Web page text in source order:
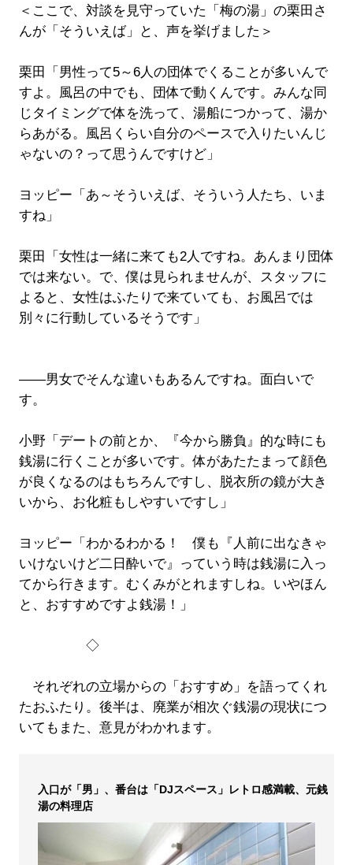
＜ここで、対談を見守っていた「梅の湯」の栗田さ
んが「そういえば」と、声を挙げました＞
栗田「男性って5～6人の団体でくることが多いんで
すよ。風呂の中でも、団体で動くんです。みんな同
じタイミングで体を洗って、湯船につかって、湯か
らあがる。風呂くらい自分のペースで入りたいんじ
ゃないの？って思うんですけど」
ヨッピー「あ～そういえば、そういう人たち、いま
すね」
栗田「女性は一緒に来ても2人ですね。あんまり団体
では来ない。で、僕は見られませんが、スタッフに
よると、女性はふたりで来ていても、お風呂では
別々に行動しているそうです」
――男女でそんな違いもあるんですね。面白いで
す。
小野「デートの前とか、『今から勝負』的な時にも
銭湯に行くことが多いです。体があたたまって顔色
が良くなるのはもちろんですし、脱衣所の鏡が大き
いから、お化粧もしやすいですし」
ヨッピー「わかるわかる！ 僕も『人前に出なきゃ
いけないけど二日酔いで』っていう時は銭湯に入っ
てから行きます。むくみがとれますしね。いやほん
と、おすすめですよ銭湯！」
◇
それぞれの立場からの「おすすめ」を語ってくれ
たおふたり。後半は、廃業が相次ぐ銭湯の現状につ
いてもまた、意見がわかれます。
入口が「男」、番台は「DJスペース」レトロ感満載、元銭
湯の料理店